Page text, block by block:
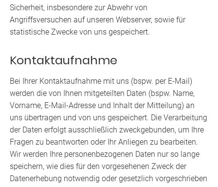
Sicherheit, insbesondere zur Abwehr von
Angriffsversuchen auf unseren Webserver, sowie für
statistische Zwecke von uns gespeichert.
Kontaktaufnahme
Bei Ihrer Kontaktaufnahme mit uns (bspw. per E-Mail)
werden die von Ihnen mitgeteilten Daten (bspw. Name,
Vorname, E-Mail-Adresse und Inhalt der Mitteilung) an
uns übertragen und von uns gespeichert. Die Verarbeitung
der Daten erfolgt ausschließlich zweckgebunden, um Ihre
Fragen zu beantworten oder Ihr Anliegen zu bearbeiten.
Wir werden Ihre personenbezogenen Daten nur so lange
speichern, wie dies für den vorgesehenen Zweck der
Datenerhebung notwendig oder gesetzlich vorgeschrieben